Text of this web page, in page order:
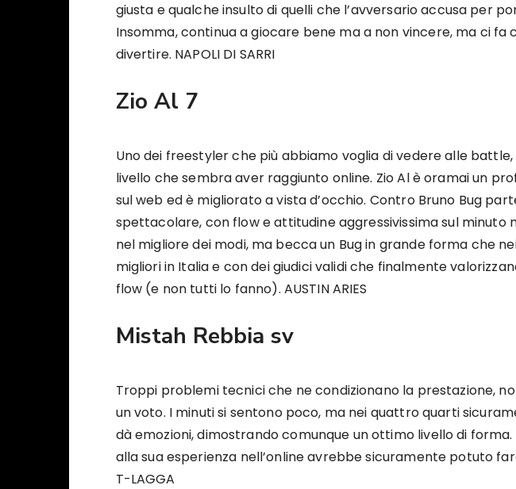
giusta e qualche insulto di quelli che l’avversario accusa per
Insomma, continua a giocare bene ma a non vincere, ma ci fa
divertire. NAPOLI DI SARRI
Zio Al 7
Uno dei freestyler che più abbiamo voglia di vedere alle
livello che sembra aver raggiunto online. Zio Al è oramai un
sul web ed è migliorato a vista d’occhio. Contro Bruno Bug
spettacolare, con flow e attitudine aggressivissima sul minuto
nel migliore dei modi, ma becca un Bug in grande forma che
migliori in Italia e con dei giudici validi che finalmente
flow (e non tutti lo fanno). AUSTIN ARIES
Mistah Rebbia sv
Troppi problemi tecnici che ne condizionano la prestazione,
un voto. I minuti si sentono poco, ma nei quattro quarti
dà emozioni, dimostrando comunque un ottimo livello di
alla sua esperienza nell’online avrebbe sicuramente potuto
T-LAGGA